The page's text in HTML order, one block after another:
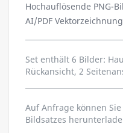
Hochauflösende PNG-
AI/PDF
Set enthält 6 Bilder:
Rückansicht, 2
Auf Anfrage können
Bildsatzes